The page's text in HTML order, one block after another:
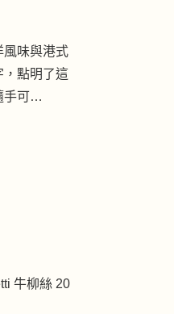
風味與港式
，點明了這
手可…
牛柳絲 20